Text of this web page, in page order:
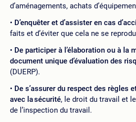
d’aménagements, achats
D’enquêter et d’assister en cas
faits et d’éviter que cela ne se
De participer à l’élaboration ou à la
document unique d’évaluation des
(DUERP).
De s’assurer du respect des règles
avec la sécurité, le droit du travail et
de l’inspection du travail.